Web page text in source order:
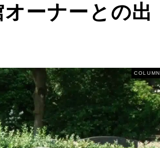
ーナーとの出
COLUMN